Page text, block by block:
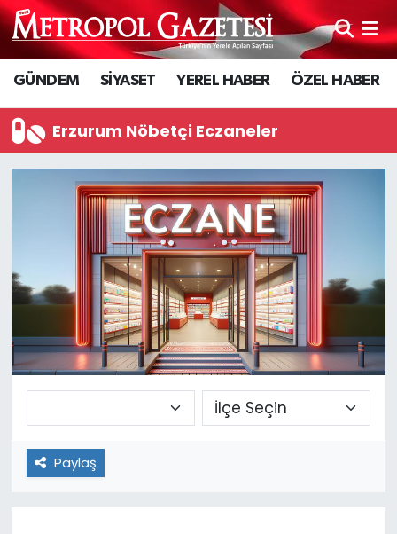
GÜNDEM SİYASET YEREL HABER ÖZEL HABER
Erzurum Nöbetçi Eczaneler
Paylaş
Hava Durumu
Trafik Durumu
Süper Lig Puan Durumu ve Fikstür
Tüm Manşetler
Son Dakika Haberleri
Haber Arşivi